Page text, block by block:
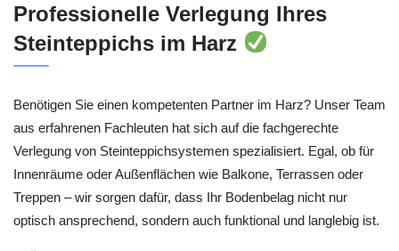
Professionelle Verlegung Ihres
Steinteppichs im Harz
Benötigen Sie einen kompetenten Partner im Harz? Unser Team
aus erfahrenen Fachleuten hat sich auf die fachgerechte
Verlegung von Steinteppichsystemen spezialisiert. Egal, ob für
Innenräume oder Außenflächen wie Balkone, Terrassen oder
Treppen – wir sorgen dafür, dass Ihr Bodenbelag nicht nur
optisch ansprechend, sondern auch funktional und langlebig ist.